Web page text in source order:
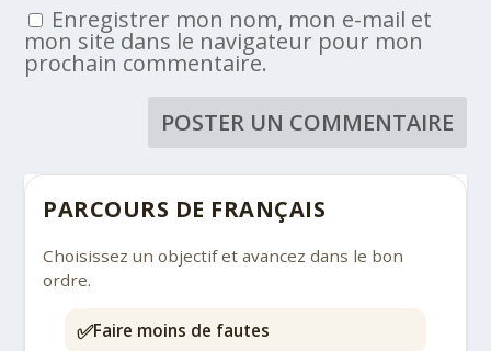
Enregistrer mon nom, mon e-mail et
mon site dans le navigateur pour mon
prochain commentaire.
PARCOURS DE FRANÇAIS
Choisissez un objectif et avancez dans le bon
ordre.
✅Faire moins de fautes